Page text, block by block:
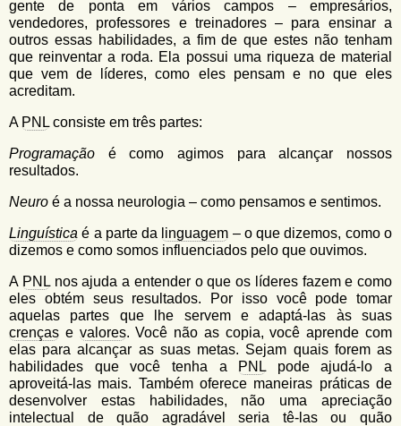
gente de ponta em vários campos – empresários,
vendedores, professores e treinadores – para ensinar a
outros essas habilidades, a fim de que estes não tenham
que reinventar a roda. Ela possui uma riqueza de material
que vem de líderes, como eles pensam e no que eles
acreditam.
A PNL consiste em três partes:
Programação é como agimos para alcançar nossos
resultados.
Neuro é a nossa neurologia – como pensamos e sentimos.
Linguística é a parte da linguagem – o que dizemos, como o
dizemos e como somos influenciados pelo que ouvimos.
A PNLnos ajuda a entender o que os líderes fazem e como
eles obtém seus resultados. Por isso você pode tomar
aquelas partes que lhe servem e adaptá-las às suas
crenças e valores. Você não as copia, você aprende com
elas para alcançar as suas metas. Sejam quais forem as
habilidades que você tenha a
PNL pode ajudá-lo a
aproveitá-las mais. Também oferece maneiras práticas de
desenvolver estas habilidades, não uma apreciação
intelectual de quão agradável seria tê-las ou quão